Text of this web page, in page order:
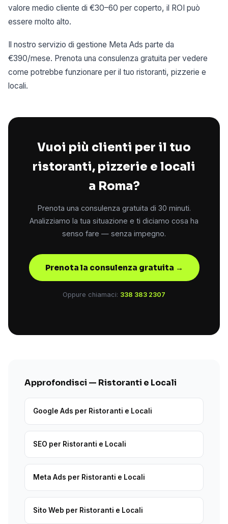
valore medio cliente di €30–60 per coperto, il ROI può
essere molto alto.
Il nostro servizio di gestione Meta Ads parte da
€390/mese. Prenota una consulenza gratuita per vedere
come potrebbe funzionare per il tuo ristoranti, pizzerie e
locali.
Vuoi più clienti per il tuo
ristoranti, pizzerie e locali
a Roma?
Prenota una consulenza gratuita di 30 minuti.
Analizziamo la tua situazione e ti diciamo cosa ha
senso fare — senza impegno.
Prenota la consulenza gratuita →
Oppure chiamaci: 338 383 2307
Approfondisci — Ristoranti e Locali
Google Ads per Ristoranti e Locali
SEO per Ristoranti e Locali
Meta Ads per Ristoranti e Locali
Sito Web per Ristoranti e Locali